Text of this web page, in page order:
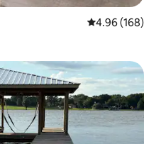
平均评分 4.96
4.96 (168)